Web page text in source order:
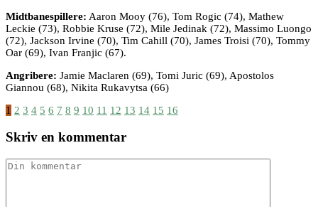
Midtbanespillere: Aaron Mooy (76), Tom Rogic (74), Mathew
Leckie (73), Robbie Kruse (72), Mile Jedinak (72), Massimo Luongo
(72), Jackson Irvine (70), Tim Cahill (70), James Troisi (70), Tommy
Oar (69), Ivan Franjic (67).
Angribere: Jamie Maclaren (69), Tomi Juric (69), Apostolos
Giannou (68), Nikita Rukavytsa (66)
1 2 3 4 5 6 7 8 9 10 11 12 13 14 15 16
Skriv en kommentar